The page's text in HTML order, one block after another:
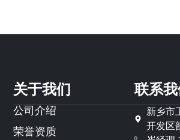
关于我们
公司介绍
荣誉资质
联系我
新乡市
开发区